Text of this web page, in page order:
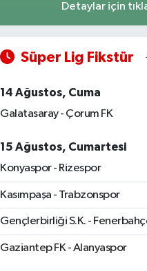
Detaylar için
Süper Lig Fikstür
14 Ağustos, Cuma
Galatasaray - Çorum FK
15 Ağustos, Cumartesi
Konyaspor - Rizespor
Kasımpaşa - Trabzonspor
Gençlerbirliği S.K. -
Gaziantep FK - Alanyaspor